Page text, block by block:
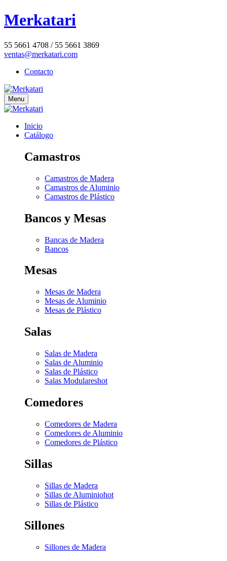
Merkatari
55 5661 4708 / 55 5661 3869
ventas@merkatari.com
Contacto
Menu
Inicio
Catálogo
Camastros
Camastros de Madera
Camastros de Aluminio
Camastros de Plástico
Bancos y Mesas
Bancas de Madera
Bancos
Mesas
Mesas de Madera
Mesas de Aluminio
Mesas de Plástico
Salas
Salas de Madera
Salas de Aluminio
Salas de Plástico
Salas Modulareshot
Comedores
Comedores de Madera
Comedores de Aluminio
Comedores de Plástico
Sillas
Sillas de Madera
Sillas de Aluminiohot
Sillas de Plástico
Sillones
Sillones de Madera